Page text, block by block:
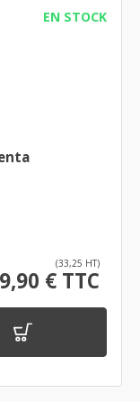
EN STOCK
(33,25 HT)
€ TTC